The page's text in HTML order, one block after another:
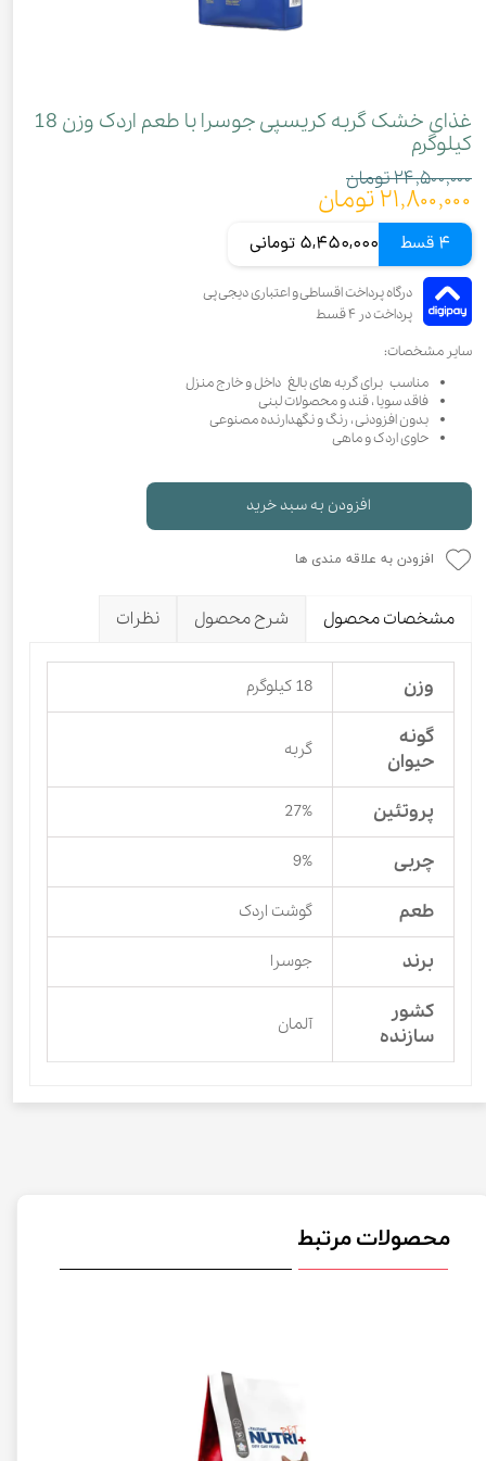
غذای خشک گربه کریسپی جوسرا با طعم اردک وزن 18
کیلوگرم
۲۴,۵۰۰,۰۰۰ تومان
۲۱,۸۰۰,۰۰۰ تومان
4 قسط 5,450,000 تومانی
سایر مشخصات:
مناسب برای گربه های بالغ داخل و خارج منزل
فاقد سویا ، قند و محصولات لبنی
بدون افزودنی ، رنگ و نگهدارنده مصنوعی
حاوی اردک و ماهی
افزودن به سبد خرید
افزودن به علاقه مندی ها
مشخصات محصول شرح محصول نظرات
وزن 18 کیلوگرم
گونه
حیوان
گربه
پروتئین 27%
چربی 9%
طعم گوشت اردک
برند جوسرا
کشور
سازنده
آلمان
محصولات مرتبط